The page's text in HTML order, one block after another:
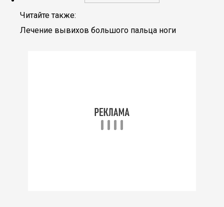
Читайте также:
Лечение вывихов большого пальца ноги